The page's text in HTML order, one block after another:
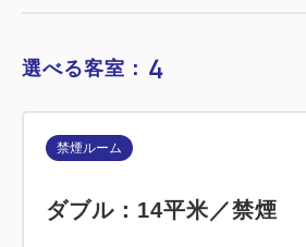
ツイン：20平米／禁煙
選べる客室： 4
禁煙ルーム
ダブル：14平米／禁煙